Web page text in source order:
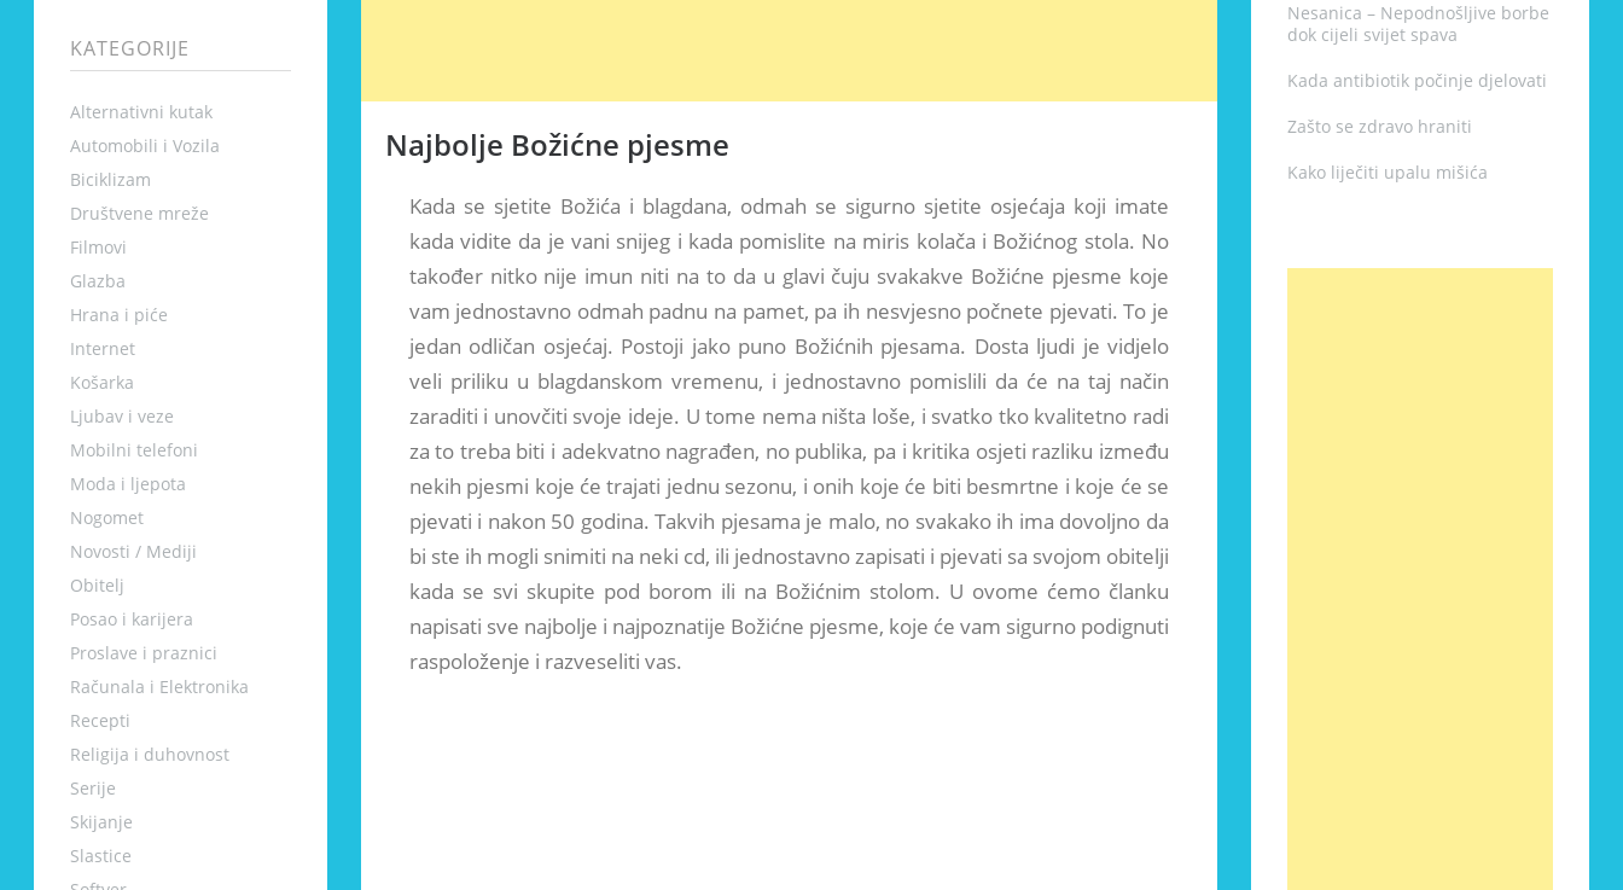
KATEGORIJE
Alternativni kutak
Automobili i Vozila
Biciklizam
Društvene mreže
Filmovi
Glazba
Hrana i piće
Internet
Košarka
Ljubav i veze
Mobilni telefoni
Moda i ljepota
Nogomet
Novosti / Mediji
Obitelj
Posao i karijera
Proslave i praznici
Računala i Elektronika
Recepti
Religija i duhovnost
Serije
Skijanje
Slastice
Najbolje Božićne pjesme
Kada se sjetite Božića i blagdana, odmah se sigurno sjetite osjećaja koji imate
kada vidite da je vani snijeg i kada pomislite na miris kolača i Božićnog stola. No
također nitko nije imun niti na to da u glavi čuju svakakve Božićne pjesme koje
vam jednostavno odmah padnu na pamet, pa ih nesvjesno počnete pjevati. To je
jedan odličan osjećaj. Postoji jako puno Božićnih pjesama. Dosta ljudi je vidjelo
veli priliku u blagdanskom vremenu, i jednostavno pomislili da će na taj način
zaraditi i unovčiti svoje ideje. U tome nema ništa loše, i svatko tko kvalitetno radi
za to treba biti i adekvatno nagrađen, no publika, pa i kritika osjeti razliku između
nekih pjesmi koje će trajati jednu sezonu, i onih koje će biti besmrtne i koje će se
pjevati i nakon 50 godina. Takvih pjesama je malo, no svakako ih ima dovoljno da
bi ste ih mogli snimiti na neki cd, ili jednostavno zapisati i pjevati sa svojom obitelji
kada se svi skupite pod borom ili na Božićnim stolom. U ovome ćemo članku
napisati sve najbolje i najpoznatije Božićne pjesme, koje će vam sigurno podignuti
raspoloženje i razveseliti vas.
Nesanica – Nepodnošljive borbe
dok cijeli svijet spava
Kada antibiotik počinje djelovati
Zašto se zdravo hraniti
Kako liječiti upalu mišića